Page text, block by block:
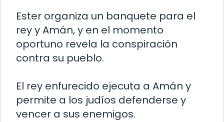
Ester organiza un banquete para el
rey y Amán, y en el momento
oportuno revela la conspiración
contra su pueblo.
El rey enfurecido ejecuta a Amán y
permite a los judíos defenderse y
vencer a sus enemigos.